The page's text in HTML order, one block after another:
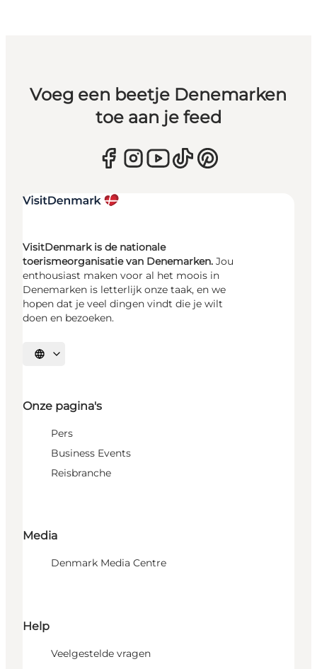
Voeg een beetje Denemarken
toe aan je feed
VisitDenmark is de nationale
toerismeorganisatie van Denemarken. Jou
enthousiast maken voor al het moois in
Denemarken is letterlijk onze taak, en we
hopen dat je veel dingen vindt die je wilt
doen en bezoeken.
Selecteer taal
Onze pagina's
Pers
Business Events
Reisbranche
Media
Denmark Media Centre
Help
Veelgestelde vragen